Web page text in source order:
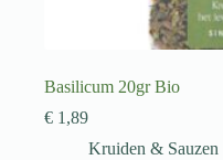
Basilicum 20gr Bio
€ 1,89
Kruiden & Sauzen